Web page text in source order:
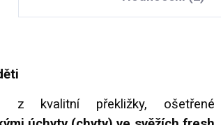
z kvalitní překližky, ošetřené